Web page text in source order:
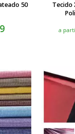
50
Tecido
a